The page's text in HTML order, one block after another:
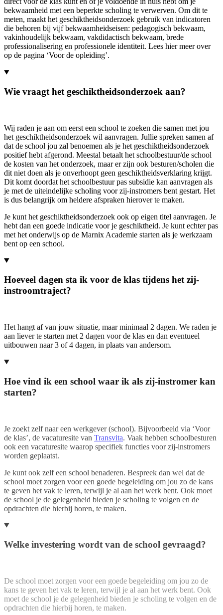
bekwaamheid met een beperkte scholing te verwerven. Om dit te
meten, maakt het geschiktheidsonderzoek gebruik van indicatoren
die behoren bij vijf bekwaamheidseisen: pedagogisch bekwaam,
vakinhoudelijk bekwaam, vakdidactisch bekwaam, brede
professionalisering en professionele identiteit. Lees hier meer over
op de pagina ‘Voor de opleiding’.
Wie vraagt het geschiktheidsonderzoek aan?
Wij raden je aan om eerst een school te zoeken die samen met jou
het geschiktheidsonderzoek wil aanvragen. Jullie spreken samen af
dat de school jou zal benoemen als je het geschiktheidsonderzoek
positief hebt afgerond. Meestal betaalt het schoolbestuur/de school
de kosten van het onderzoek, maar er zijn ook besturen/scholen die
dit niet doen als je onverhoopt geen geschiktheidsverklaring krijgt.
Dit komt doordat het schoolbestuur pas subsidie kan aanvragen als
je met de uiteindelijke scholing voor zij-instromers bent gestart. Het
is dus belangrijk om heldere afspraken hierover te maken.
Je kunt het geschiktheidsonderzoek ook op eigen titel aanvragen. Je
hebt dan een goede indicatie voor je geschiktheid. Je kunt echter pas
met het onderwijs op de Marnix Academie starten als je werkzaam
bent op een school.
Hoeveel dagen sta ik voor de klas tijdens het zij-
instroomtraject?
Het hangt af van jouw situatie, maar minimaal 2 dagen. We raden je
aan liever te starten met 2 dagen voor de klas en dan eventueel
uitbouwen naar 3 of 4 dagen, in plaats van andersom.
Hoe vind ik een school waar ik als zij-instromer kan
starten?
Je zoekt zelf naar een werkgever (school). Bijvoorbeeld via ‘Voor
de klas’, de vacaturesite van Transvita. Vaak hebben schoolbesturen
ook een vacaturesite waarop specifiek functies voor zij-instromers
worden geplaatst.
Je kunt ook zelf een school benaderen. Bespreek dan wel dat de
school moet zorgen voor een goede begeleiding om jou zo de kans
te geven het vak te leren, terwijl je al aan het werk bent. Ook moet
de school je de gelegenheid bieden je scholing te volgen en de
opdrachten die hierbij horen, te maken.
Welke investering wordt van de school gevraagd?
De school moet zorgen voor een goede begeleiding om jou zo de
kans te geven het vak te leren, terwijl je al aan het werk bent. Ook
moet de school je de gelegenheid bieden je scholing te volgen en de
opdrachten die hierbij horen, te maken.